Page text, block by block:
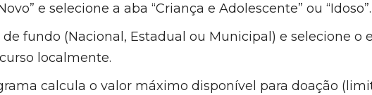
e selecione a aba “Criança e Adolescente” ou “Idoso”.
fundo (Nacional, Estadual ou Municipal) e selecione o
localmente.
calcula o valor máximo disponível para doação